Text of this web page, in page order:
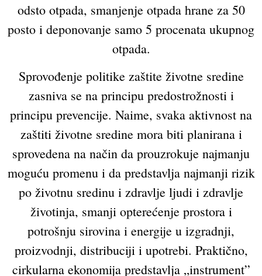
odsto otpada, smanjenje otpada hrane za 50
posto i deponovanje samo 5 procenata ukupnog
otpada.
Sprovođenje politike zaštite životne sredine
zasniva se na principu predostrožnosti i
principu prevencije. Naime, svaka aktivnost na
zaštiti životne sredine mora biti planirana i
sprovedena na način da prouzrokuje najmanju
moguću promenu i da predstavlja najmanji rizik
po životnu sredinu i zdravlje ljudi i zdravlje
životinja, smanji opterećenje prostora i
potrošnju sirovina i energije u izgradnji,
proizvodnji, distribuciji i upotrebi. Praktično,
cirkularna ekonomija predstavlja „instrument”